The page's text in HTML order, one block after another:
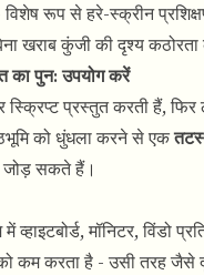
रूप से हरे-स्क्रीन
खराब कुंजी की दृश्य
का पुन: उपयोग करें
स्क्रिप्ट प्रस्तुत करती हैं,
को धुंधला करने से एक
सकते हैं।
व्हाइटबोर्ड, मॉनिटर, विंडो
करता है - उसी तरह जैसे